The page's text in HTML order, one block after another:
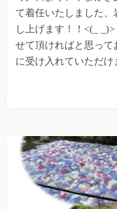
て着任いたしました
し上げます！！<(_
せて頂ければと思っ
に受け入れていただ